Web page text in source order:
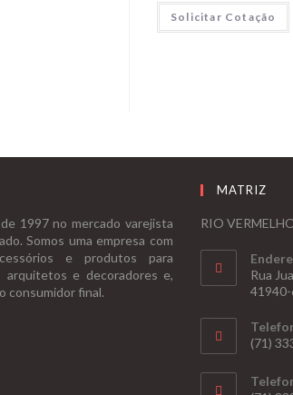
Solicitar Cotação
1997 no mercado varejista
Somos uma empresa com
e produtos para
arquitetos e decoradores e,
consumidor final.
MATRIZ
RIO
Rua
(71)